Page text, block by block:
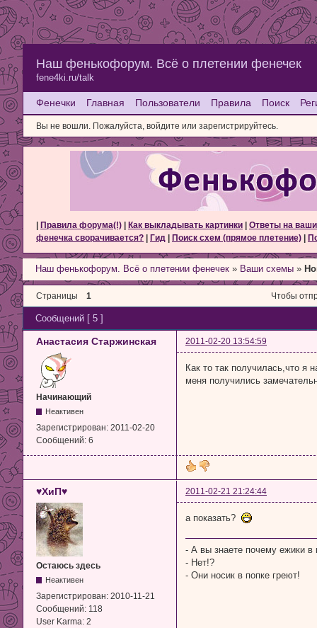
Наш фенькофорум. Всё о плетении фенечек
fene4ki.ru/talk
Фенечки Главная Пользователи Правила Поиск
Вы не вошли. Пожалуйста, войдите или зарегистрируйтесь.
Правила форума(!) Как выкладывать картинки
Ответы на
фенечка сворачивается?
Гид Поиск схем (прямое плетение)
Наш фенькофорум. Всё о плетении фенечек » Ваши схемы »
Страницы 1 Чтобы
Сообщений [ 5 ]
Анастасия Старжинская 2011-02-20 13:54:59
Начинающий
Неактивен
Зарегистрирован: 2011-02-20
Сообщений: 6
Как то так получилась,что я
меня получились
♥ХиП♥ 2011-02-21 21:24:44
Остаюсь здесь
Неактивен
Зарегистрирован: 2010-11-21
Сообщений: 118
User Karma: 2
а показать?
- А вы знаете почему ежики в
- Нет!?
- Они носик в попке греют!